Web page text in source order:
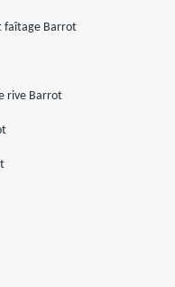
faîtage Barrot
rive Barrot